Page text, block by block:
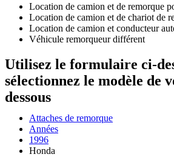
Location de camion et de remorque
Location de camion et de chariot de
Location de camion et conducteur
Véhicule remorqueur différent
Utilisez le formulaire ci-
sélectionnez le modèle de
dessous
Attaches de remorque
Années
1996
Honda